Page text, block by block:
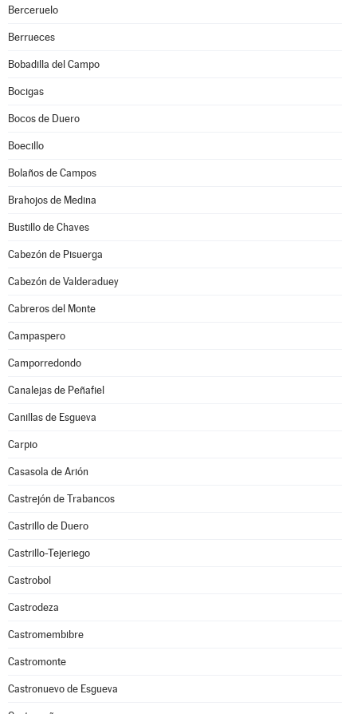
Berceruelo
Berrueces
Bobadilla del Campo
Bocigas
Bocos de Duero
Boecillo
Bolaños de Campos
Brahojos de Medina
Bustillo de Chaves
Cabezón de Pisuerga
Cabezón de Valderaduey
Cabreros del Monte
Campaspero
Camporredondo
Canalejas de Peñafiel
Canillas de Esgueva
Carpio
Casasola de Arión
Castrejón de Trabancos
Castrillo de Duero
Castrillo-Tejeriego
Castrobol
Castrodeza
Castromembibre
Castromonte
Castronuevo de Esgueva